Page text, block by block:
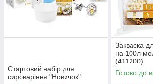
Стартовий набір для
сироваріння "Новичок"
Закваска
на 100л
(411200)
Готово до